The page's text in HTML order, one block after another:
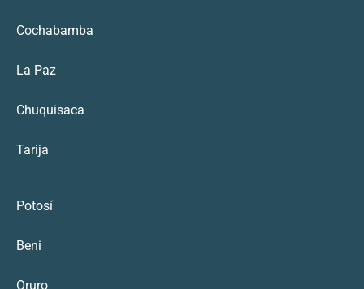
Cochabamba
La Paz
Chuquisaca
Tarija
Potosí
Beni
Oruro